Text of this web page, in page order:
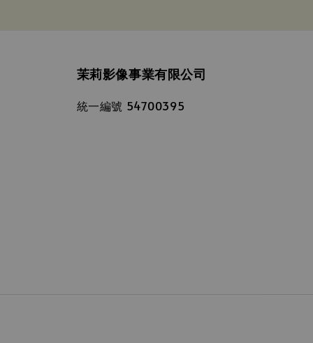
茉莉影像事業有限公司
統一編號 54700395